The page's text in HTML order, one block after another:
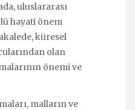
uluslararası
hayati önem
küresel
olan
önemi ve
malların ve